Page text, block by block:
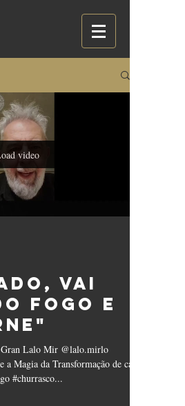
video
vai
fogo e
Gran Lalo Mir @lalo.mirlo
Magia da Transformação de cada
#churrasco...